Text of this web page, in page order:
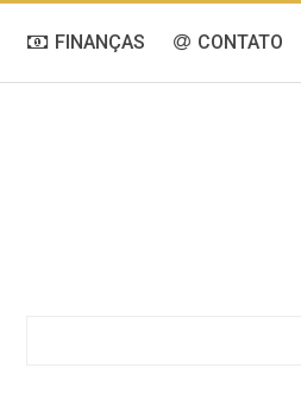
FINANÇAS CONTATO